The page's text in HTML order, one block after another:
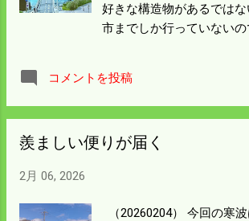
好きな構造物があるでは
市までしか行っていないの
立派な橋があるのは理解
ってバルチック艦隊を見
のオフは早めに計画して
コメントを投稿
羨ましい便りが届く
2月 06, 2026
（20260204） 今回の寒